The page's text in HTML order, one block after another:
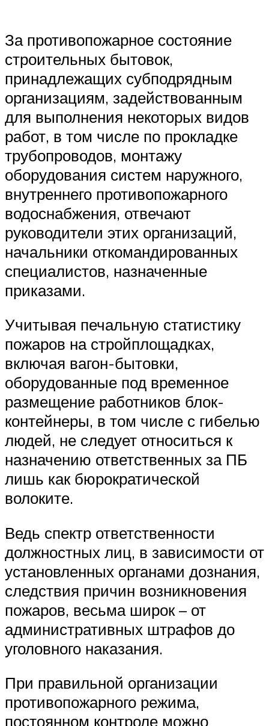
За противопожарное состояние
строительных бытовок,
принадлежащих субподрядным
организациям, задействованным
для выполнения некоторых видов
работ, в том числе по прокладке
трубопроводов, монтажу
оборудования систем наружного,
внутреннего противопожарного
водоснабжения, отвечают
руководители этих организаций,
начальники откомандированных
специалистов, назначенные
приказами.
Учитывая печальную статистику
пожаров на стройплощадках,
включая вагон-бытовки,
оборудованные под временное
размещение работников блок-
контейнеры, в том числе с гибелью
людей, не следует относиться к
назначению ответственных за ПБ
лишь как бюрократической
волоките.
Ведь спектр ответственности
должностных лиц, в зависимости от
установленных органами дознания,
следствия причин возникновения
пожаров, весьма широк – от
административных штрафов до
уголовного наказания.
При правильной организации
противопожарного режима,
постоянном контроле можно